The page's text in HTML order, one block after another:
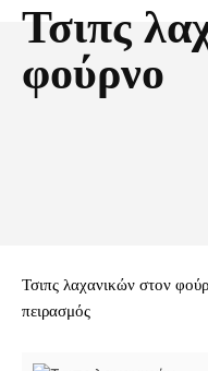
Τσιπς
φούρνο
Τσιπς λαχανικών στον
πειρασμός